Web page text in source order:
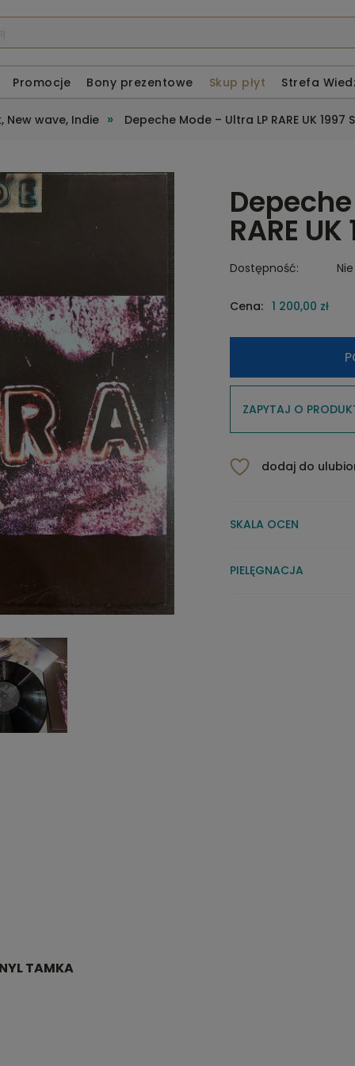
Promocje Bony prezentowe Skup płyt Strefa
New wave, Indie » Depeche Mode – Ultra LP RARE UK 1997
RARE
Dostępność: Nie
Cena: 1 200,00 zł
ZAPYTAJ O
dodaj do
SKALA OCEN
PIELĘGNACJA
TAMKA